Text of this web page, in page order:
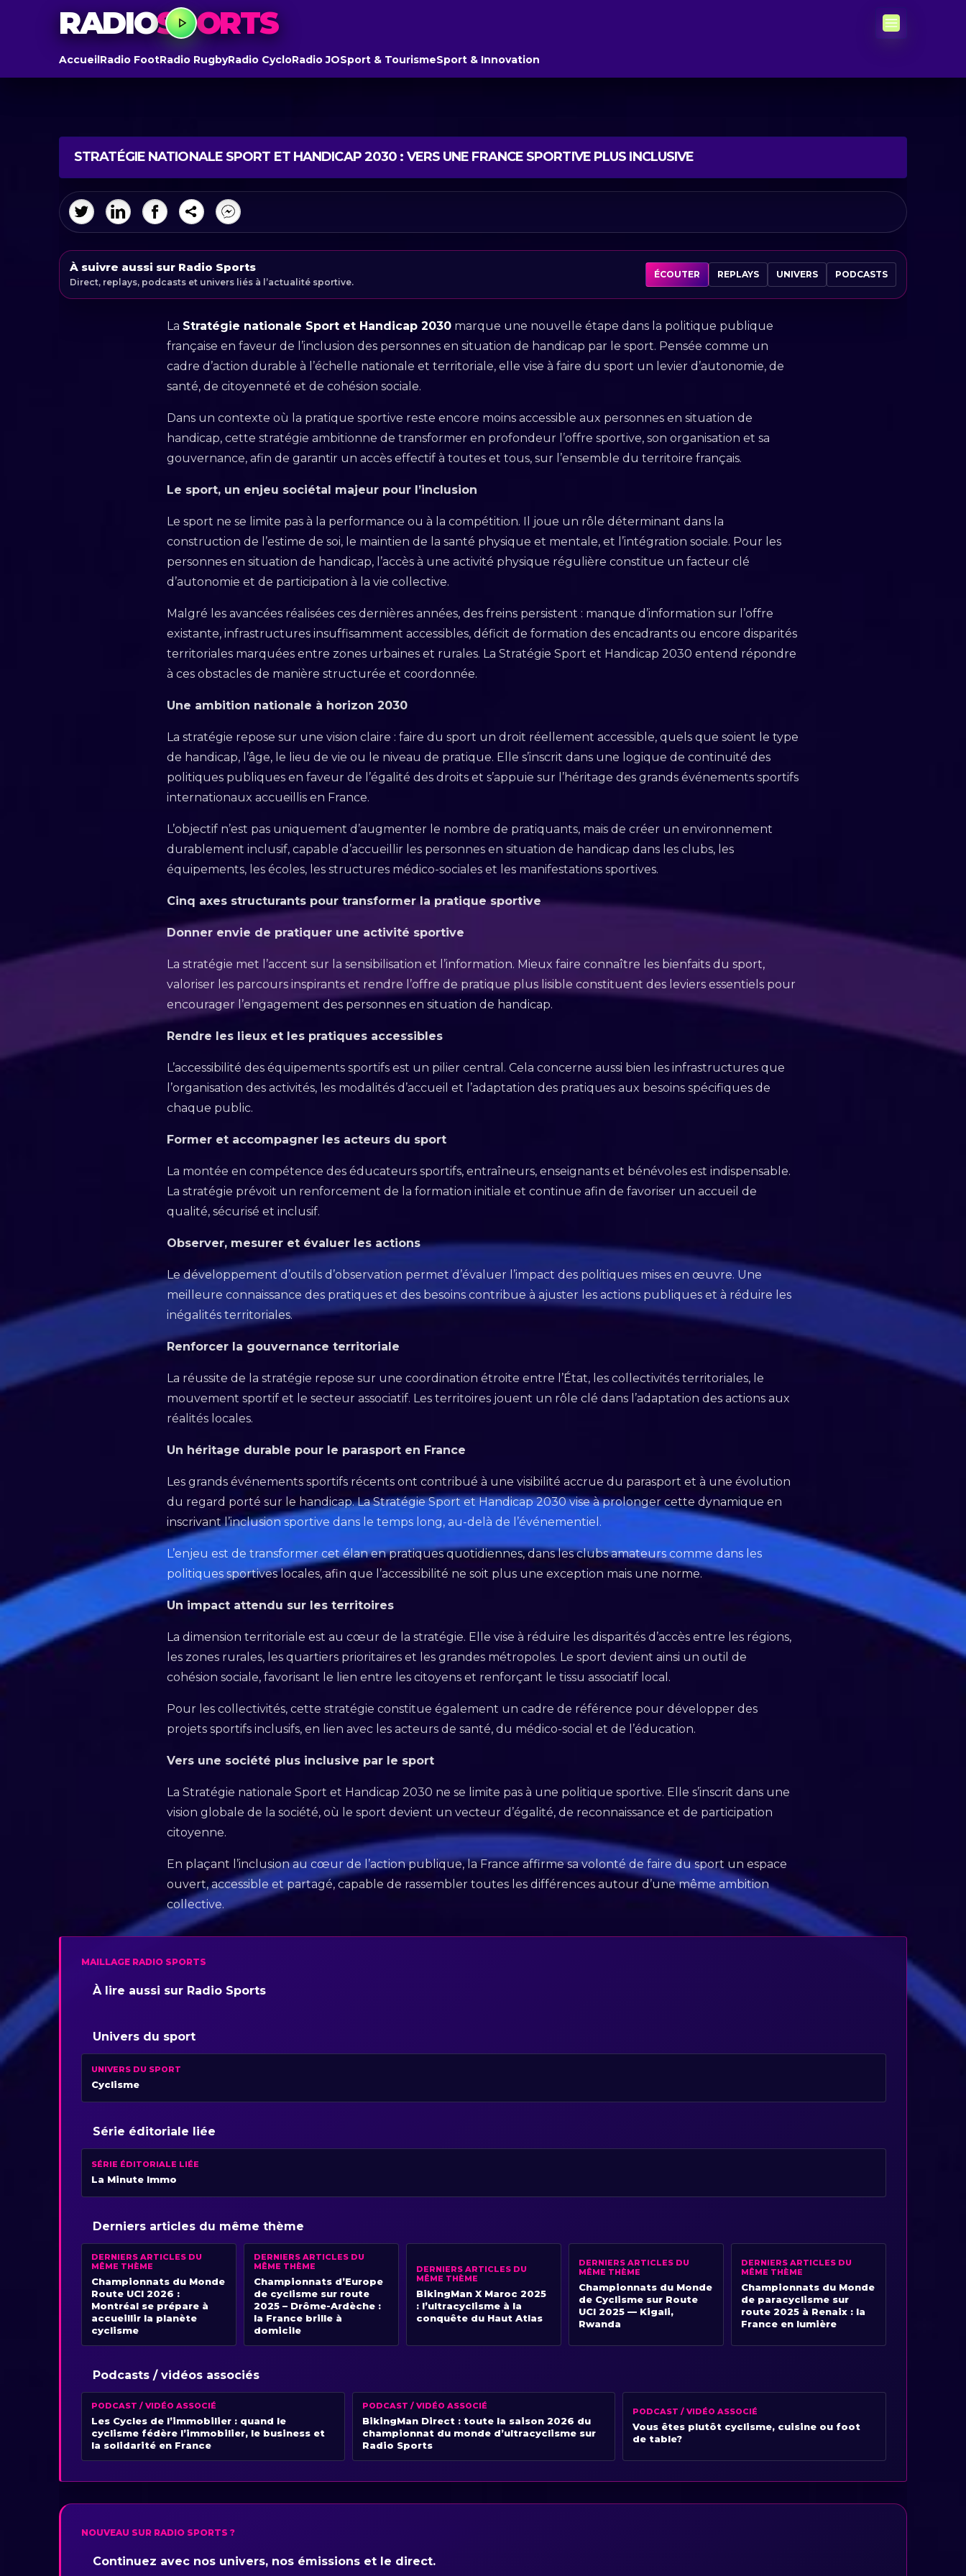
RADIOSPORTS
AccueilRadio FootRadio RugbyRadio CycloRadio JOSport & TourismeSport & Innovation
STRATÉGIE NATIONALE SPORT ET HANDICAP 2030 : VERS UNE FRANCE SPORTIVE PLUS INCLUSIVE
À suivre aussi sur Radio Sports
Direct, replays, podcasts et univers liés à l’actualité sportive.
ÉCOUTER REPLAYS UNIVERS PODCASTS
La Stratégie nationale Sport et Handicap 2030 marque une nouvelle étape dans la politique publique
française en faveur de l’inclusion des personnes en situation de handicap par le sport. Pensée comme un
cadre d’action durable à l’échelle nationale et territoriale, elle vise à faire du sport un levier d’autonomie, de
santé, de citoyenneté et de cohésion sociale.
Dans un contexte où la pratique sportive reste encore moins accessible aux personnes en situation de
handicap, cette stratégie ambitionne de transformer en profondeur l’offre sportive, son organisation et sa
gouvernance, afin de garantir un accès effectif à toutes et tous, sur l’ensemble du territoire français.
Le sport, un enjeu sociétal majeur pour l’inclusion
Le sport ne se limite pas à la performance ou à la compétition. Il joue un rôle déterminant dans la
construction de l’estime de soi, le maintien de la santé physique et mentale, et l’intégration sociale. Pour les
personnes en situation de handicap, l’accès à une activité physique régulière constitue un facteur clé
d’autonomie et de participation à la vie collective.
Malgré les avancées réalisées ces dernières années, des freins persistent : manque d’information sur l’offre
existante, infrastructures insuffisamment accessibles, déficit de formation des encadrants ou encore disparités
territoriales marquées entre zones urbaines et rurales. La Stratégie Sport et Handicap 2030 entend répondre
à ces obstacles de manière structurée et coordonnée.
Une ambition nationale à horizon 2030
La stratégie repose sur une vision claire : faire du sport un droit réellement accessible, quels que soient le type
de handicap, l’âge, le lieu de vie ou le niveau de pratique. Elle s’inscrit dans une logique de continuité des
politiques publiques en faveur de l’égalité des droits et s’appuie sur l’héritage des grands événements sportifs
internationaux accueillis en France.
L’objectif n’est pas uniquement d’augmenter le nombre de pratiquants, mais de créer un environnement
durablement inclusif, capable d’accueillir les personnes en situation de handicap dans les clubs, les
équipements, les écoles, les structures médico-sociales et les manifestations sportives.
Cinq axes structurants pour transformer la pratique sportive
Donner envie de pratiquer une activité sportive
La stratégie met l’accent sur la sensibilisation et l’information. Mieux faire connaître les bienfaits du sport,
valoriser les parcours inspirants et rendre l’offre de pratique plus lisible constituent des leviers essentiels pour
encourager l’engagement des personnes en situation de handicap.
Rendre les lieux et les pratiques accessibles
L’accessibilité des équipements sportifs est un pilier central. Cela concerne aussi bien les infrastructures que
l’organisation des activités, les modalités d’accueil et l’adaptation des pratiques aux besoins spécifiques de
chaque public.
Former et accompagner les acteurs du sport
La montée en compétence des éducateurs sportifs, entraîneurs, enseignants et bénévoles est indispensable.
La stratégie prévoit un renforcement de la formation initiale et continue afin de favoriser un accueil de
qualité, sécurisé et inclusif.
Observer, mesurer et évaluer les actions
Le développement d’outils d’observation permet d’évaluer l’impact des politiques mises en œuvre. Une
meilleure connaissance des pratiques et des besoins contribue à ajuster les actions publiques et à réduire les
inégalités territoriales.
Renforcer la gouvernance territoriale
La réussite de la stratégie repose sur une coordination étroite entre l’État, les collectivités territoriales, le
mouvement sportif et le secteur associatif. Les territoires jouent un rôle clé dans l’adaptation des actions aux
réalités locales.
Un héritage durable pour le parasport en France
Les grands événements sportifs récents ont contribué à une visibilité accrue du parasport et à une évolution
du regard porté sur le handicap. La Stratégie Sport et Handicap 2030 vise à prolonger cette dynamique en
inscrivant l’inclusion sportive dans le temps long, au-delà de l’événementiel.
L’enjeu est de transformer cet élan en pratiques quotidiennes, dans les clubs amateurs comme dans les
politiques sportives locales, afin que l’accessibilité ne soit plus une exception mais une norme.
Un impact attendu sur les territoires
La dimension territoriale est au cœur de la stratégie. Elle vise à réduire les disparités d’accès entre les régions,
les zones rurales, les quartiers prioritaires et les grandes métropoles. Le sport devient ainsi un outil de
cohésion sociale, favorisant le lien entre les citoyens et renforçant le tissu associatif local.
Pour les collectivités, cette stratégie constitue également un cadre de référence pour développer des
projets sportifs inclusifs, en lien avec les acteurs de santé, du médico-social et de l’éducation.
Vers une société plus inclusive par le sport
La Stratégie nationale Sport et Handicap 2030 ne se limite pas à une politique sportive. Elle s’inscrit dans une
vision globale de la société, où le sport devient un vecteur d’égalité, de reconnaissance et de participation
citoyenne.
En plaçant l’inclusion au cœur de l’action publique, la France affirme sa volonté de faire du sport un espace
ouvert, accessible et partagé, capable de rassembler toutes les différences autour d’une même ambition
collective.
MAILLAGE RADIO SPORTS
À lire aussi sur Radio Sports
Univers du sport
UNIVERS DU SPORT
Cyclisme
Série éditoriale liée
SÉRIE ÉDITORIALE LIÉE
La Minute Immo
Derniers articles du même thème
DERNIERS ARTICLES DU
MÊME THÈME
Championnats du Monde
Route UCI 2026 :
Montréal se prépare à
accueillir la planète
cyclisme
DERNIERS ARTICLES DU
MÊME THÈME
Championnats d’Europe
de cyclisme sur route
2025 – Drôme-Ardèche :
la France brille à
domicile
DERNIERS ARTICLES DU
MÊME THÈME
BikingMan X Maroc 2025
: l’ultracyclisme à la
conquête du Haut Atlas
DERNIERS ARTICLES DU
MÊME THÈME
Championnats du Monde
de Cyclisme sur Route
UCI 2025 — Kigali,
Rwanda
DERNIERS ARTICLES DU
MÊME THÈME
Championnats du Monde
de paracyclisme sur
route 2025 à Renaix : la
France en lumière
Podcasts / vidéos associés
PODCAST / VIDÉO ASSOCIÉ
Les Cycles de l’immobilier : quand le
cyclisme fédère l’immobilier, le business et
la solidarité en France
PODCAST / VIDÉO ASSOCIÉ
BikingMan Direct : toute la saison 2026 du
championnat du monde d’ultracyclisme sur
Radio Sports
PODCAST / VIDÉO ASSOCIÉ
Vous êtes plutôt cyclisme, cuisine ou foot
de table?
NOUVEAU SUR RADIO SPORTS ?
Continuez avec nos univers, nos émissions et le direct.